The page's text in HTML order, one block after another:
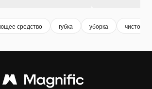
средство губка уборка чистота